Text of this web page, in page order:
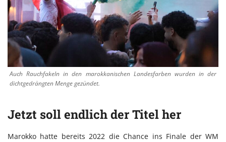
Auch Rauchfakeln in den marokkanischen Landesfarben wurden in der
dichtgedrängten Menge gezündet.
Jetzt soll endlich der Titel her
Marokko hatte bereits 2022 die Chance ins Finale der WM